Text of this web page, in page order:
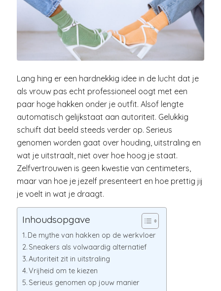
Lang hing er een hardnekkig idee in de lucht dat je
als vrouw pas echt professioneel oogt met een
paar hoge hakken onder je outfit. Alsof lengte
automatisch gelijkstaat aan autoriteit. Gelukkig
schuift dat beeld steeds verder op. Serieus
genomen worden gaat over houding, uitstraling en
wat je uitstraalt, niet over hoe hoog je staat.
Zelfvertrouwen is geen kwestie van centimeters,
maar van hoe je jezelf presenteert en hoe prettig jij
je voelt in wat je draagt.
Inhoudsopgave
De mythe van hakken op de werkvloer
Sneakers als volwaardig alternatief
Autoriteit zit in uitstraling
Vrijheid om te kiezen
Serieus genomen op jouw manier